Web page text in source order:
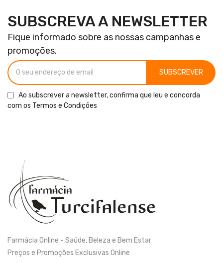
SUBSCREVA A NEWSLETTER
Fique informado sobre as nossas campanhas e
promoções.
SUBSCREVER
Ao subscrever a newsletter, confirma que leu e concorda
com os Termos e Condições
Farmácia Online - Saúde, Beleza e Bem Estar
Preços e Promoções Exclusivas Online